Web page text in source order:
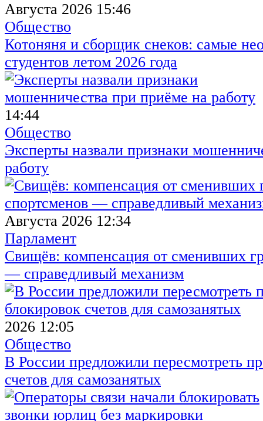
Августа 2026 15:46
Общество
Котоняня и сборщик снеков: самые
студентов летом 2026 года
14:44
Общество
Эксперты назвали признаки
работу
Августа 2026 12:34
Парламент
Свищёв: компенсация от сменивших
— справедливый механизм
2026 12:05
Общество
В России предложили пересмотреть
счетов для самозанятых